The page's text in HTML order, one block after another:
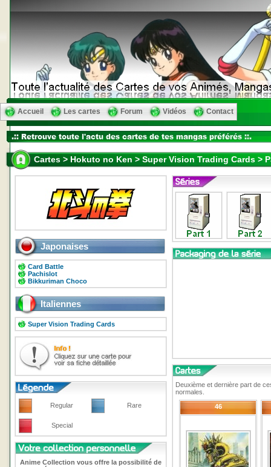
Accueil Les cartes Forum Vidéos Contact
Cartes > Hokuto no Ken > Super Vision Trading Cards >
Japonaises
Card Battle
Pachislot
Bikkuriman Choco
Italiennes
Super Vision Trading Cards
Regular Rare
Special
Anime Collection vous offre la possibilité de
Deuxième et dernière part de
normales.
46